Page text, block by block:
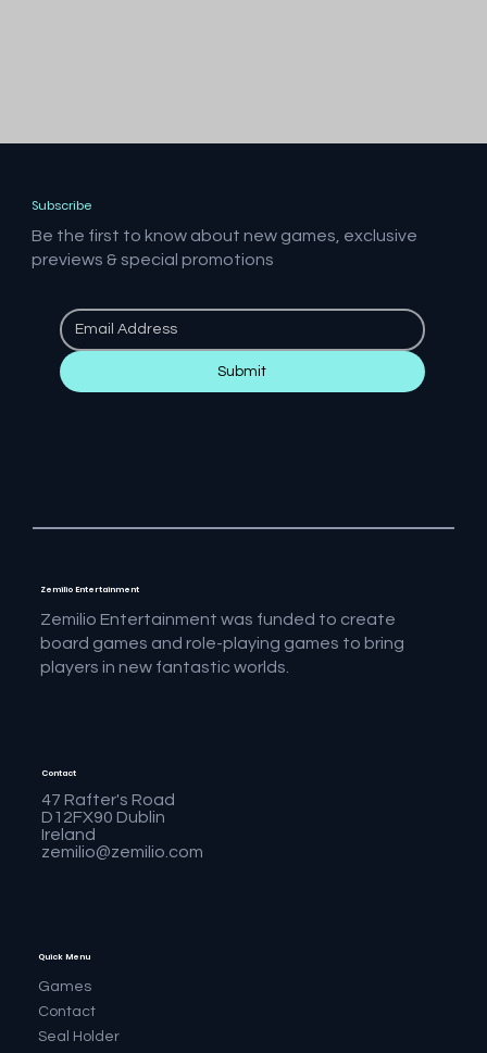
Subscribe
Be the first to know about new games, exclusive
previews & special promotions
Submit
Zemilio Entertainment was funded to create
board games and role-playing games to bring
players in new fantastic worlds.
Zemilio Entertainment
Quick Menu
Games
Contact
Seal Holder
47 Rafter's Road
D12FX90 Dublin
Ireland
zemilio@zemilio.com
Contact